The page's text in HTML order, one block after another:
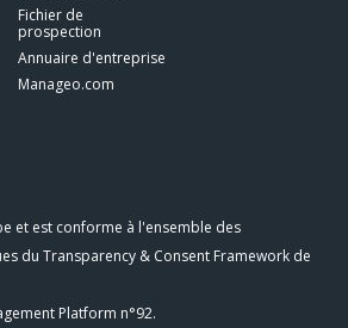
Fichier de
prospection
Annuaire d'entreprise
Manageo.com
et est conforme à l'ensemble des
du Transparency & Consent Framework de
Platform n°92.